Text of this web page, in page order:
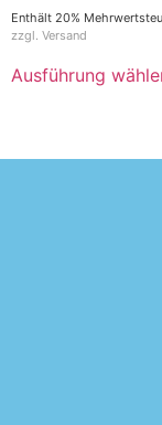
Enthält 20%
zzgl. Versand
Ausführung